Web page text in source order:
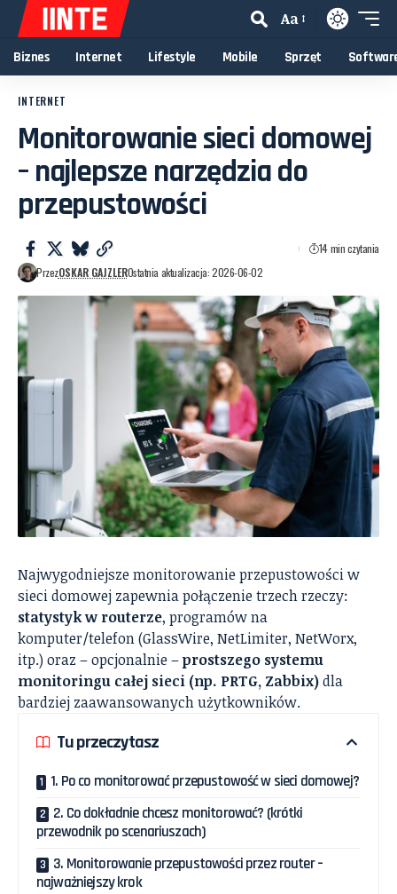
Aa
Biznes Internet Lifestyle Mobile Sprzęt
INTERNET
Monitorowanie sieci domowej
– najlepsze narzędzia do
przepustowości
PrzezOSKAR GAJZLEROstatnia aktualizacja: 2026-06-02
14 min czytania
Najwygodniejsze monitorowanie przepustowości w
sieci domowej zapewnia połączenie trzech rzeczy:
statystyk w routerze, programów na
komputer/telefon (GlassWire, NetLimiter, NetWorx,
itp.) oraz – opcjonalnie –prostszego systemu
monitoringu całej sieci (np. PRTG, Zabbix)dla
bardziej zaawansowanych użytkowników.
Tu przeczytasz
1. Po co monitorować przepustowość w sieci domowej?
2. Co dokładnie chcesz monitorować? (krótki
przewodnik po scenariuszach)
3. Monitorowanie przepustowości przez router –
najważniejszy krok